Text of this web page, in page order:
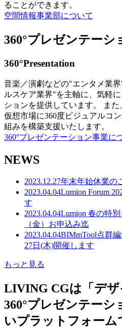
ることができます。
空間情報事業部について
360°プレゼンテーシ
360°Presentation
音楽／演劇などの"エンタメ業
ルスケア業界"を主軸に、気軽
ションを提供しています。 ま
仮想市場に360度ビジュアルコ
組みを構築支援いたします。
360°プレゼンテーション事業に
NEWS
2023.12.27年末年始休業の
2023.04.04Lumion Forum
す
2023.04.04Lumion 春の特
（金）お申込み迄
2023.04.04BIMmTool点群
27日(木)開催します
もっと見る
LIVING CGは「デザ
360°プレゼンテーシ
いプラットフォーム